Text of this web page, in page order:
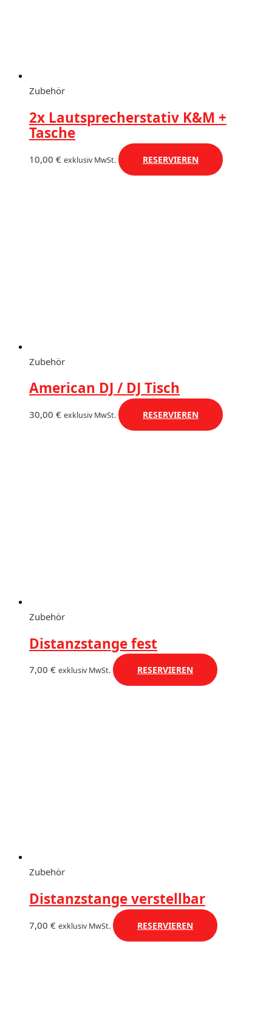
Zubehör
2x Lautsprecherstativ K&M +
Tasche
10,00 € exklusiv MwSt. RESERVIEREN
Zubehör
American DJ / DJ Tisch
30,00 € exklusiv MwSt. RESERVIEREN
Zubehör
Distanzstange fest
7,00 € exklusiv MwSt. RESERVIEREN
Zubehör
Distanzstange verstellbar
7,00 € exklusiv MwSt. RESERVIEREN